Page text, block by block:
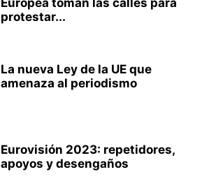
Europea toman las calles para
protestar...
La nueva Ley de la UE que
amenaza al periodismo
Eurovisión 2023: repetidores,
apoyos y desengaños